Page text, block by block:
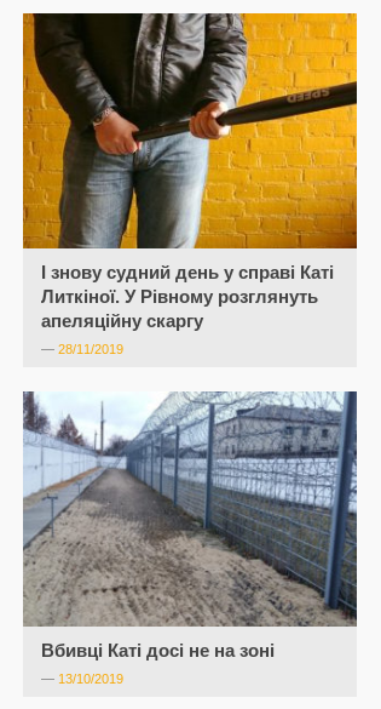
І знову судний день у справі Каті
Литкіної. У Рівному розглянуть
апеляційну скаргу
— 28/11/2019
Вбивці Каті досі не на зоні
— 13/10/2019